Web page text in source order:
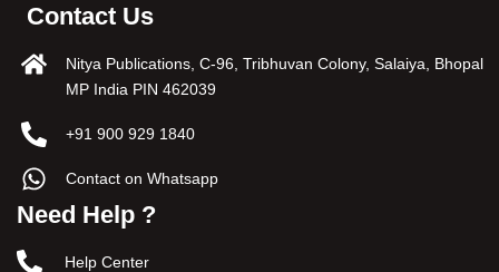
Contact Us
Nitya Publications, C-96, Tribhuvan Colony, Salaiya, Bhopal
MP India PIN 462039
+91 900 929 1840
Contact on Whatsapp
Need Help ?
Help Center